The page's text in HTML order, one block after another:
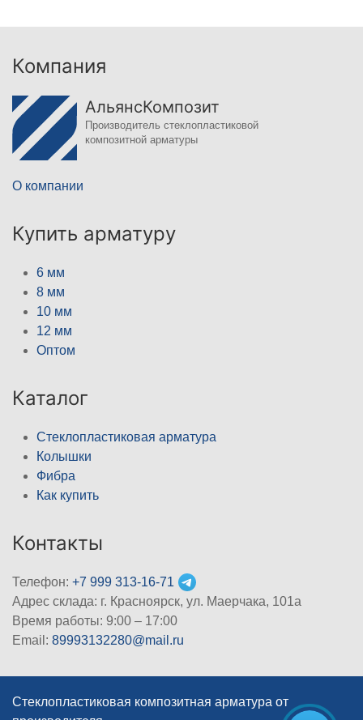
Компания
АльянсКомпозит
Производитель стеклопластиковой
композитной арматуры
О компании
Купить арматуру
6 мм
8 мм
10 мм
12 мм
Оптом
Каталог
Стеклопластиковая арматура
Колышки
Фибра
Как купить
Контакты
Телефон: +7 999 313-16-71
Адрес склада: г. Красноярск, ул. Маерчака, 101а
Время работы: 9:00 – 17:00
Email: 89993132280@mail.ru
Стеклопластиковая композитная арматура от